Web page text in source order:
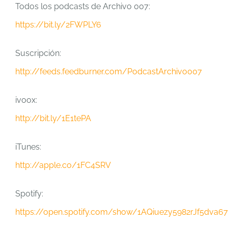
Todos los podcasts de Archivo 007:
https://bit.ly/2FWPLY6
Suscripción:
http://feeds.feedburner.com/PodcastArchivo007
ivoox:
http://bit.ly/1E1tePA
iTunes:
http://apple.co/1FC4SRV
Spotify:
https://open.spotify.com/show/